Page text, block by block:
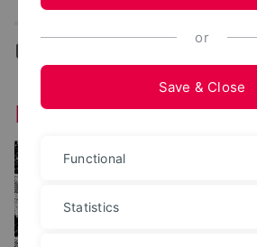
Die FH Lippe steigt auf!
or
Save & Close
Functional
Statistics